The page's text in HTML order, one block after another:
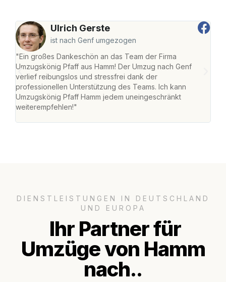
Ulrich Gerste
ist nach Genf umgezogen
"Ein großes Dankeschön an das Team der Firma
Umzugskönig Pfaff aus Hamm! Der Umzug nach Genf
verlief reibungslos und stressfrei dank der
professionellen Unterstützung des Teams. Ich kann
Umzugskönig Pfaff Hamm jedem uneingeschränkt
weiterempfehlen!"
DIENSTLEISTUNGEN IN DEUTSCHLAND
UND EUROPA
Ihr Partner für
Umzüge von Hamm
nach..